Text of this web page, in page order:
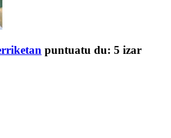
puntuatu du: 5 izar